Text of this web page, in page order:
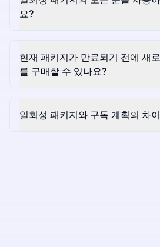
요?
현재 패키지가 만료되기 전에 새
를 구매할 수 있나요?
일회성 패키지와 구독 계획의 차